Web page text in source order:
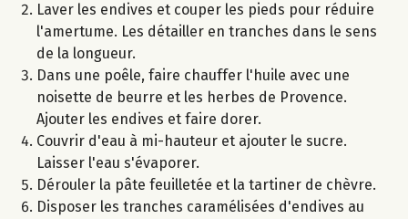
Laver les endives et couper les pieds pour réduire
l'amertume. Les détailler en tranches dans le sens
de la longueur.
Dans une poêle, faire chauffer l'huile avec une
noisette de beurre et les herbes de Provence.
Ajouter les endives et faire dorer.
Couvrir d'eau à mi-hauteur et ajouter le sucre.
Laisser l'eau s'évaporer.
Dérouler la pâte feuilletée et la tartiner de chèvre.
Disposer les tranches caramélisées d'endives au